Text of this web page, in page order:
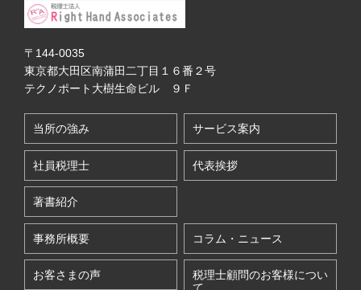
〒144-0035
東京都大田区南蒲田二丁目１６番２号
テクノポート大樹生命ビル ９Ｆ
当所の強み サービス案内
社員税理士 代表挨拶
著書紹介
事務所概要 コラム・ニュース
お客さまの声
税理士顧問のお客様につい